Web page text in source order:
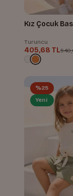
Kız Çocuk
Turuncu
405,68 TL
%25
Yeni